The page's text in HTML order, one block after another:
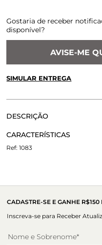
Gostaria de receber
disponível?
AVISE-ME
SIMULAR ENTREGA
DESCRIÇÃO
A Sapatilha Zurique é
modelo conta com bico
pespontos na cor do couro
CARACTERÍSTICAS
1083
CADASTRE-SE E GANHE R$150
Inscreva-se para Receber